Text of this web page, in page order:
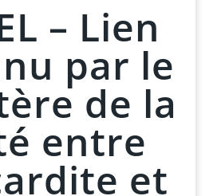
– Lien
par le
de la
entre
et